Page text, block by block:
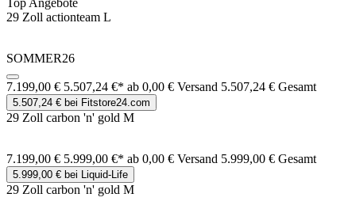
Top Angebote
29 Zoll actionteam L
SOMMER26
7.199,00 € 5.507,24 €* ab 0,00 € Versand 5.507,24 € Gesamt
5.507,24 € bei Fitstore24.com
29 Zoll carbon 'n' gold M
7.199,00 € 5.999,00 €* ab 0,00 € Versand 5.999,00 € Gesamt
5.999,00 € bei Liquid-Life
29 Zoll carbon 'n' gold M